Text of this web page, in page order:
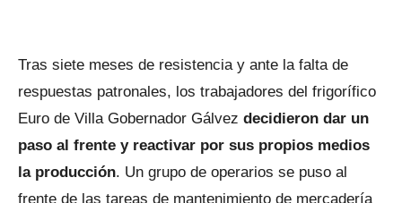
Tras siete meses de resistencia y ante la falta de
respuestas patronales, los trabajadores del frigorífico
Euro de Villa Gobernador Gálvez decidieron dar un
paso al frente y reactivar por sus propios medios
la producción. Un grupo de operarios se puso al
frente de las tareas de mantenimiento de mercadería